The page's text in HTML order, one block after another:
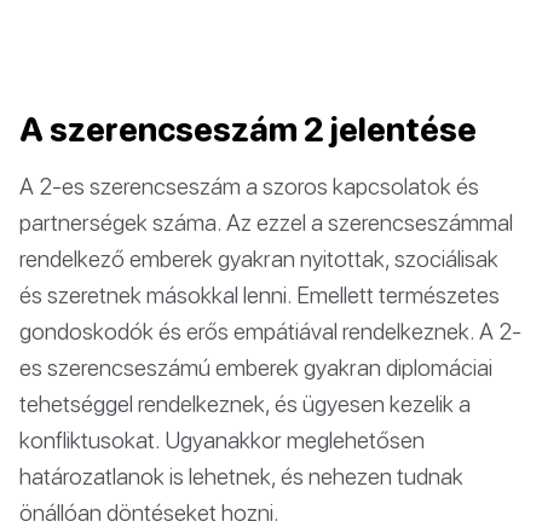
A szerencseszám 2 jelentése
A 2-es szerencseszám a szoros kapcsolatok és
partnerségek száma. Az ezzel a szerencseszámmal
rendelkező emberek gyakran nyitottak, szociálisak
és szeretnek másokkal lenni. Emellett természetes
gondoskodók és erős empátiával rendelkeznek. A 2-
es szerencseszámú emberek gyakran diplomáciai
tehetséggel rendelkeznek, és ügyesen kezelik a
konfliktusokat. Ugyanakkor meglehetősen
határozatlanok is lehetnek, és nehezen tudnak
önállóan döntéseket hozni.